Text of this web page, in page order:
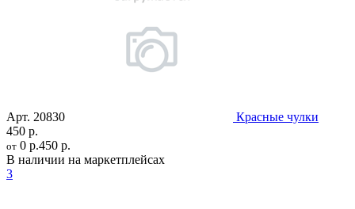
Арт. 20830
Красные чулки
450 р.
от 0 р.450 р.
В наличии на маркетплейсах
3